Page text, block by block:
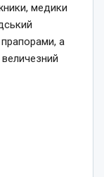
медики
а